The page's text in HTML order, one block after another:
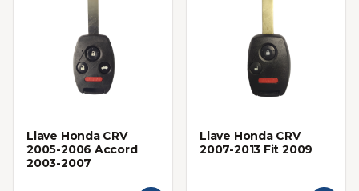
Llave Honda CRV
2005-2006 Accord
2003-2007
Llave Honda CRV
2007-2013 Fit 2009